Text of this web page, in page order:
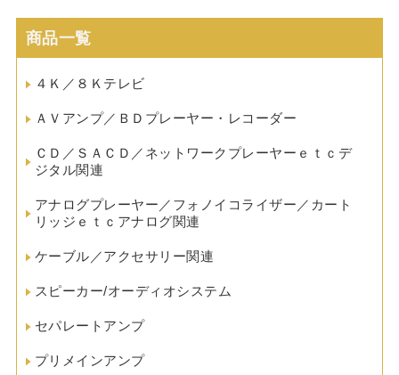
商品一覧
４Ｋ／８Ｋテレビ
ＡＶアンプ／ＢＤプレーヤー・レコーダー
ＣＤ／ＳＡＣＤ／ネットワークプレーヤーｅｔｃデ
ジタル関連
アナログプレーヤー／フォノイコライザー／カート
リッジｅｔｃアナログ関連
ケーブル／アクセサリー関連
スピーカー/オーディオシステム
セパレートアンプ
プリメインアンプ